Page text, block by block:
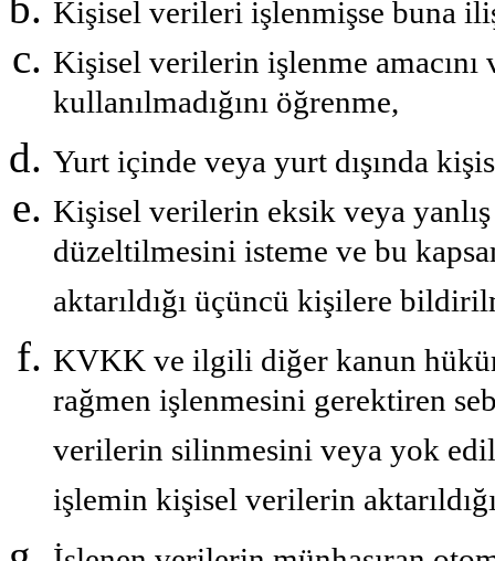
Kişisel verileri işlenmişse buna
Kişisel verilerin işlenme amacını
kullanılmadığını öğrenme,
Yurt içinde veya yurt dışında
Kişisel verilerin eksik veya
düzeltilmesini isteme ve bu
aktarıldığı üçüncü kişilere
KVKK ve ilgili diğer kanun
rağmen işlenmesini gerektiren
verilerin silinmesini veya yok
işlemin kişisel verilerin